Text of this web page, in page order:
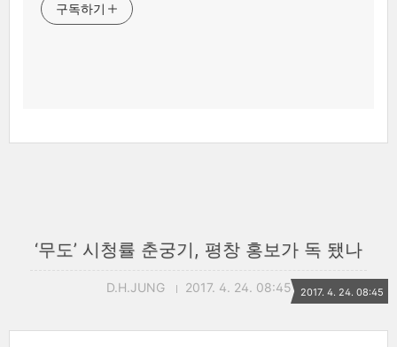
구독하기
‘무도’ 시청률 춘궁기, 평창 홍보가 독 됐나
D.H.JUNG 2017. 4. 24. 08:45 2017. 4. 24. 08:45